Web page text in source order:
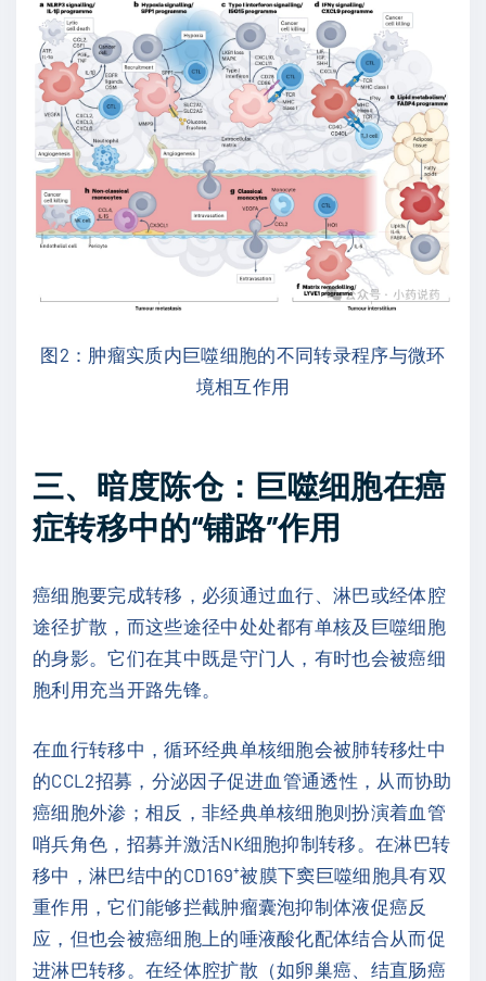
图2：肿瘤实质内巨噬细胞的不同转录程序与微环
境相互作用
三、暗度陈仓：巨噬细胞在癌
症转移中的“铺路”作用
癌细胞要完成转移，必须通过血行、淋巴或经体腔
途径扩散，而这些途径中处处都有单核及巨噬细胞
的身影。它们在其中既是守门人，有时也会被癌细
胞利用充当开路先锋。
在血行转移中，循环经典单核细胞会被肺转移灶中
的CCL2招募，分泌因子促进血管通透性，从而协助
癌细胞外渗；相反，非经典单核细胞则扮演着血管
哨兵角色，招募并激活NK细胞抑制转移。在淋巴转
移中，淋巴结中的CD169⁺被膜下窦巨噬细胞具有双
重作用，它们能够拦截肿瘤囊泡抑制体液促癌反
应，但也会被癌细胞上的唾液酸化配体结合从而促
进淋巴转移。在经体腔扩散（如卵巢癌、结直肠癌